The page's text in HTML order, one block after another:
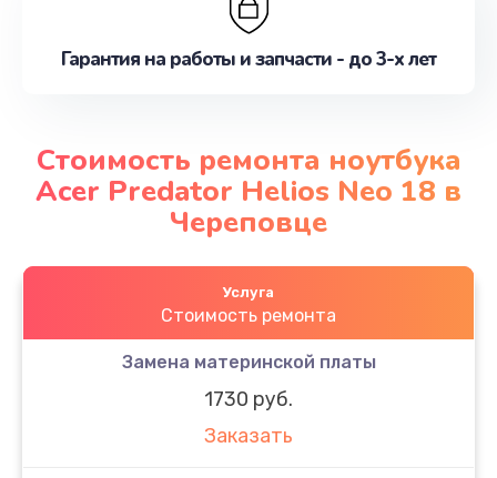
Гарантия на работы и запчасти - до 3-х лет
Стоимость ремонта ноутбука
Acer Predator Helios Neo 18 в
Череповце
Услуга
Стоимость ремонта
Замена материнской платы
1730 руб.
Заказать